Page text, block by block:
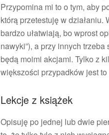
Przypomina mi to o tym, aby
którą przetestuję w działaniu.
bardzo ułatwiają, bo wprost
nawyki”), a przy innych
będą moimi akcjami. Tylko z
większości przypadków jest
Lekcje z książek
Opisuję po jednej lub dwie